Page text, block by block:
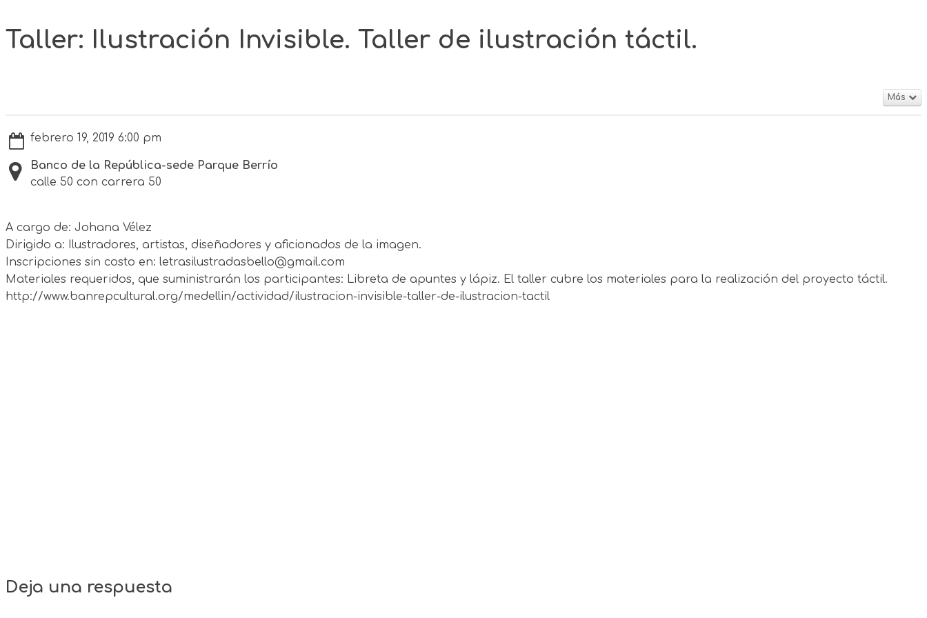
Taller: Ilustración Invisible. Taller de ilustración táctil.
Más
febrero 19, 2019 6:00 pm
Banco de la República-sede Parque Berrío
calle 50 con carrera 50
A cargo de: Johana Vélez
Dirigido a: Ilustradores, artistas, diseñadores y aficionados de la imagen.
Inscripciones sin costo en: letrasilustradasbello@gmail.com
Materiales requeridos, que suministrarán los participantes: Libreta de apuntes y lápiz. El taller cubre los materiales para la realización del proyecto táctil.
http://www.banrepcultural.org/medellin/actividad/ilustracion-invisible-taller-de-ilustracion-tactil
Deja una respuesta